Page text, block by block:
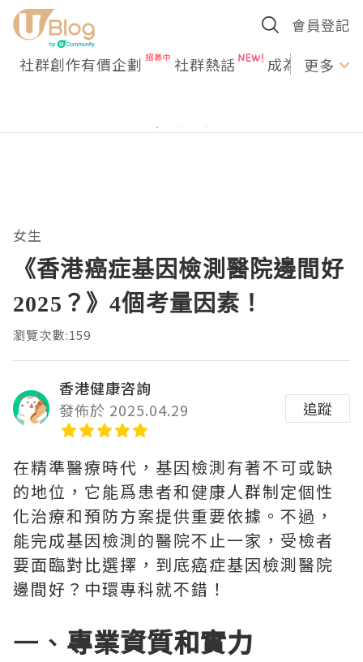
會員登記
社群創作有價企劃 社群熱話 成為U更多
女生
《香港癌症基因檢測醫院邊間好
2025？》4個考量因素！
瀏覽次數:159
香港健康咨詢
發佈於 2025.04.29
追蹤
在精準醫療時代，基因檢測有著不可或缺
的地位，它能爲患者和健康人群制定個性
化治療和預防方案提供重要依據。不過，
能完成基因檢測的醫院不止一家，受檢者
要面臨對比選擇，到底癌症基因檢測醫院
邊間好？中環專科就不錯！
一、 專業資質和實力